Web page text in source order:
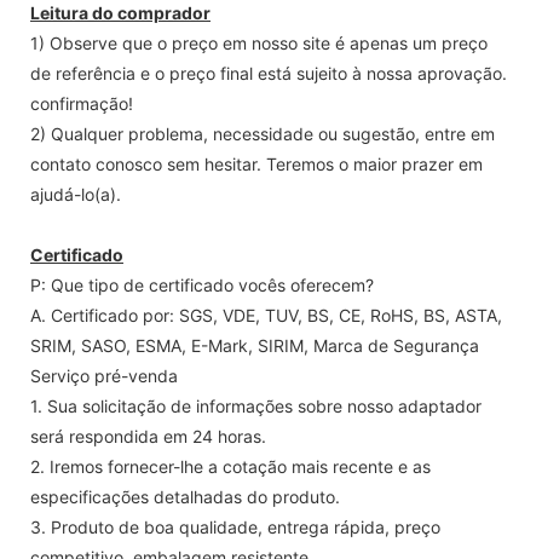
Leitura do comprador
1) Observe que o preço em nosso site é apenas um preço
de referência e o preço final está sujeito à nossa aprovação.
confirmação!
2) Qualquer problema, necessidade ou sugestão, entre em
contato conosco sem hesitar. Teremos o maior prazer em
ajudá-lo(a).
Certificado
P: Que tipo de certificado vocês oferecem?
A. Certificado por: SGS, VDE, TUV, BS, CE, RoHS, BS, ASTA,
SRIM, SASO, ESMA, E-Mark, SIRIM, Marca de Segurança
Serviço pré-venda
1. Sua solicitação de informações sobre nosso adaptador
será respondida em 24 horas.
2. Iremos fornecer-lhe a cotação mais recente e as
especificações detalhadas do produto.
3. Produto de boa qualidade, entrega rápida, preço